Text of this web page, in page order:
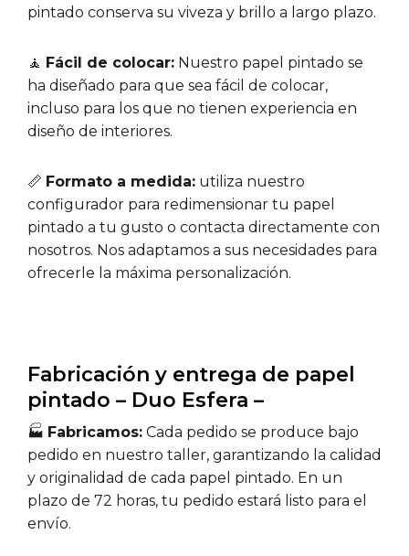
pintado conserva su viveza y brillo a largo plazo.
🧘 Fácil de colocar: Nuestro papel pintado se
ha diseñado para que sea fácil de colocar,
incluso para los que no tienen experiencia en
diseño de interiores.
📏 Formato a medida: utiliza nuestro
configurador para redimensionar tu papel
pintado a tu gusto o contacta directamente con
nosotros. Nos adaptamos a sus necesidades para
ofrecerle la máxima personalización.
Fabricación y entrega de papel
pintado – Duo Esfera –
🏭 Fabricamos: Cada pedido se produce bajo
pedido en nuestro taller, garantizando la calidad
y originalidad de cada papel pintado. En un
plazo de 72 horas, tu pedido estará listo para el
envío.